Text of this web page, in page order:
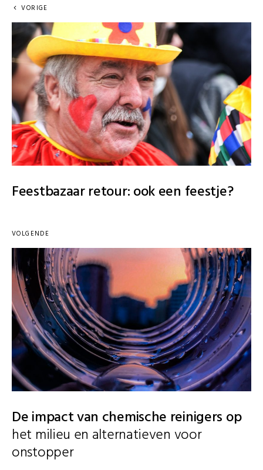
VORIGE
Feestbazaar retour: ook een feestje?
VOLGENDE
De impact van chemische reinigers op
het milieu en alternatieven voor
onstopper